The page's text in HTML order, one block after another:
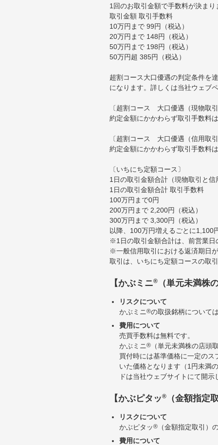
1回のお取引金額で手数料が決まり
取引金額 取引手数料
10万円まで 99円（税込）
20万円まで 148円（税込）
50万円まで 198円（税込）
50万円超 385円（税込）
超割コース大口優遇の判定条件を
になります。詳しくは当社ウェブ
〔超割コース 大口優遇（現物取
約定金額にかかわらず取引手数料
〔超割コース 大口優遇（信用取
約定金額にかかわらず取引手数料
〔いちにち定額コース〕
1日の取引金額合計（現物取引と
1日の取引金額合計 取引手数料
100万円まで0円
200万円まで 2,200円（税込）
300万円まで 3,300円（税込）
以降、100万円増えるごとに1,100
※1日の取引金額合計は、前営業日
※一般信用取引における返済期日
取引は、いちにち定額コースの取
【かぶミニ® （単元未満株
リスクについて
かぶミニ®の取扱銘柄について
費用について
売買手数料は無料です。
かぶミニ®
（単元未満株の店頭
買付時には基準価格に一定の
いた価格となります（1円未満
ドは当社ウェブサイトにて開
【かぶピタッ® （金額指定
リスクについて
かぶピタッ®
（金額指定取引）
費用について